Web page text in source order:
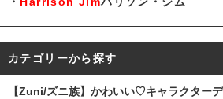
カテゴリーから探す
【Zuni/ズニ族】かわいい♡キャラクター